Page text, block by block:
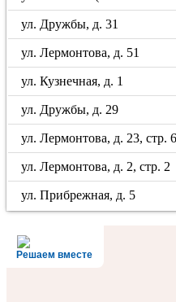
ул. Дружбы, д. 31
ул. Лермонтова, д. 51
ул. Кузнечная, д. 1
ул. Дружбы, д. 29
ул. Лермонтова, д. 23, стр. 6
ул. Лермонтова, д. 2, стр. 2
ул. Прибрежная, д. 5
Решаем вместе